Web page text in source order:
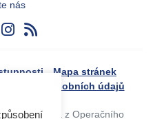
nás
Mapa stránek
ochrany osobních údajů
financovaná z Operačního